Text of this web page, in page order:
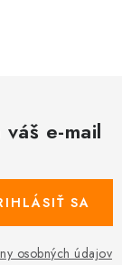
e-mail
osobných údajov
SA